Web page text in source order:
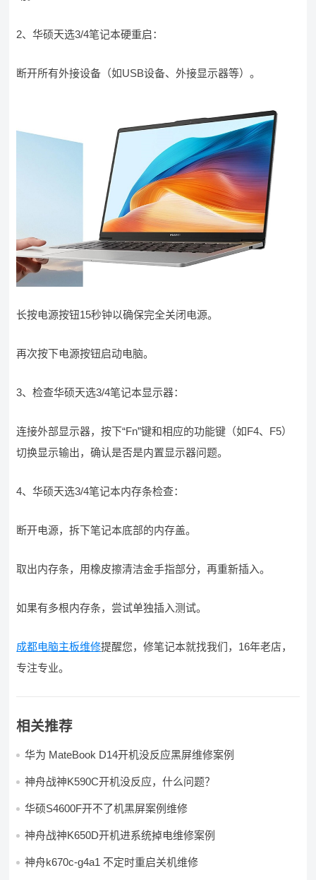
2、华硕天选3/4笔记本硬重启：
断开所有外接设备（如USB设备、外接显示器等）。
长按电源按钮15秒钟以确保完全关闭电源。
再次按下电源按钮启动电脑。
3、检查华硕天选3/4笔记本显示器：
连接外部显示器，按下“Fn”键和相应的功能键（如F4、F5）
切换显示输出，确认是否是内置显示器问题。
4、华硕天选3/4笔记本内存条检查：
断开电源，拆下笔记本底部的内存盖。
取出内存条，用橡皮擦清洁金手指部分，再重新插入。
如果有多根内存条，尝试单独插入测试。
成都电脑主板维修提醒您，修笔记本就找我们，16年老店，
专注专业。
相关推荐
华为 MateBook D14开机没反应黑屏维修案例
神舟战神K590C开机没反应，什么问题？
华硕S4600F开不了机黑屏案例维修
神舟战神K650D开机进系统掉电维修案例
神舟k670c-g4a1 不定时重启关机维修